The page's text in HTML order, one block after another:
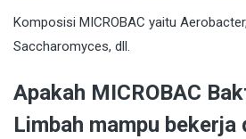
Komposisi MICROBAC yaitu
Saccharomyces, dll.
Apakah MICROBAC
Limbah mampu bekerja